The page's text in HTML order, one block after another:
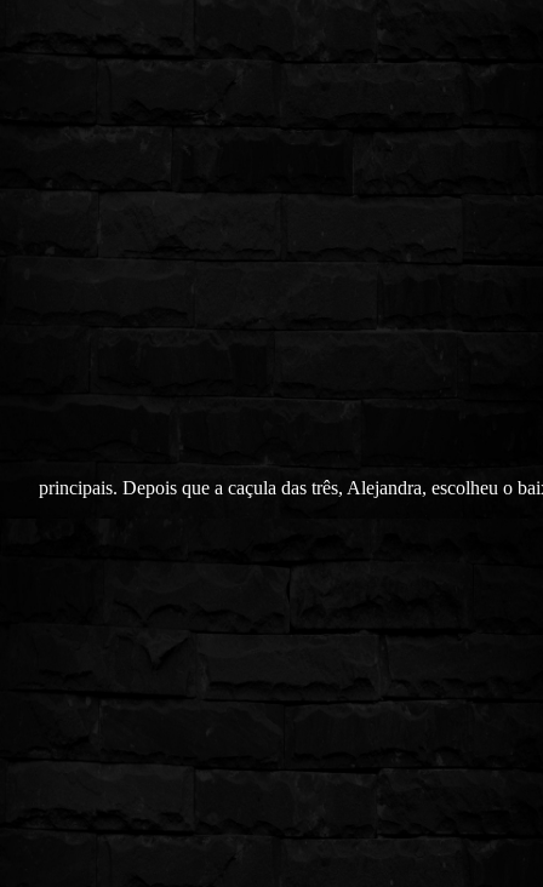
principais. Depois que a caçula das três, Alejandra, escolheu o